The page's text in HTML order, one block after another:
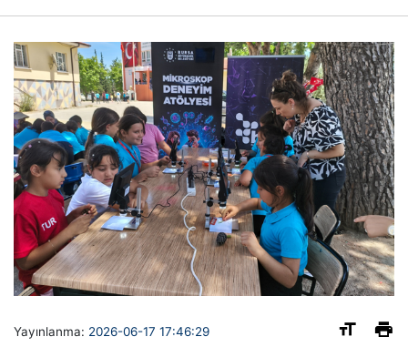
Yayınlanma: 2026-06-17 17:46:29